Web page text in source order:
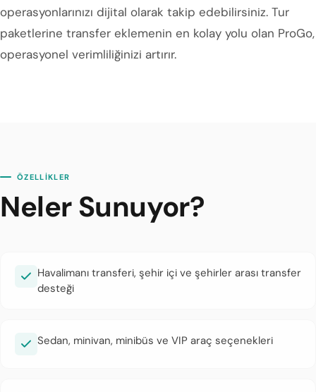
operasyonlarınızı dijital olarak takip edebilirsiniz. Tur
paketlerine transfer eklemenin en kolay yolu olan ProGo,
operasyonel verimliliğinizi artırır.
ÖZELLİKLER
Neler Sunuyor?
Havalimanı transferi, şehir içi ve şehirler arası transfer
desteği
Sedan, minivan, minibüs ve VIP araç seçenekleri